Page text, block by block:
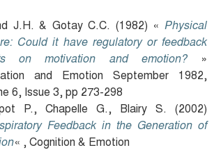
J.H. & Gotay C.C. (1982) « Physical
Could it have regulatory or feedback
on motivation and emotion?»
and Emotion September 1982,
6, Issue 3, pp 273-298
P., Chapelle G., Blairy S. (2002)
Feedback in the Generation of
« , Cognition & Emotion